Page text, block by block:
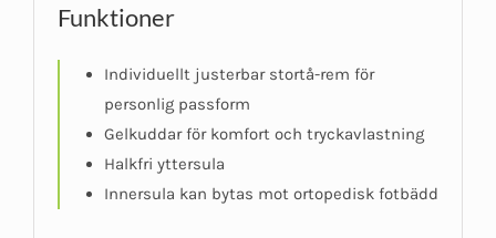
Funktioner
Individuellt justerbar stortå-rem för
personlig passform
Gelkuddar för komfort och tryckavlastning
Halkfri yttersula
Innersula kan bytas mot ortopedisk fotbädd